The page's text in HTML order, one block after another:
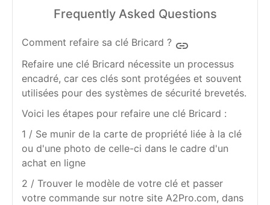
Frequently Asked Questions
Comment refaire sa clé Bricard ? insert_link
Refaire une clé Bricard nécessite un processus
encadré, car ces clés sont protégées et souvent
utilisées pour des systèmes de sécurité brevetés.
Voici les étapes pour refaire une clé Bricard :
1 / Se munir de la carte de propriété liée à la clé
ou d'une photo de celle-ci dans le cadre d'un
achat en ligne
2 / Trouver le modèle de votre clé et passer
votre commande sur notre site A2Pro.com, dans